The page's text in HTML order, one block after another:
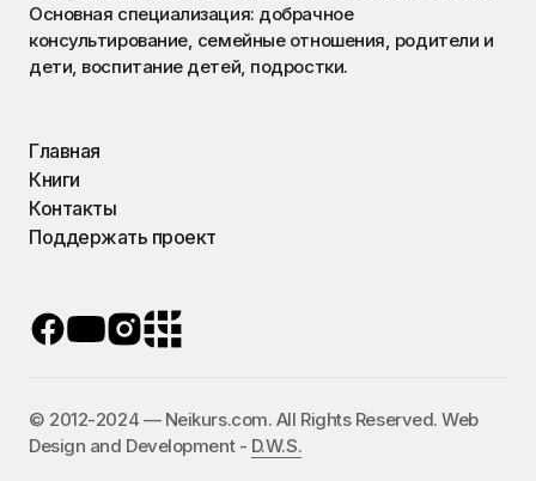
Основная специализация: добрачное
консультирование, семейные отношения, родители и
дети, воспитание детей, подростки.
Главная
Книги
Контакты
Поддержать проект
©️ 2012-2024 — Neikurs.com. All Rights Reserved. Web
Design and Development - D.W.S.